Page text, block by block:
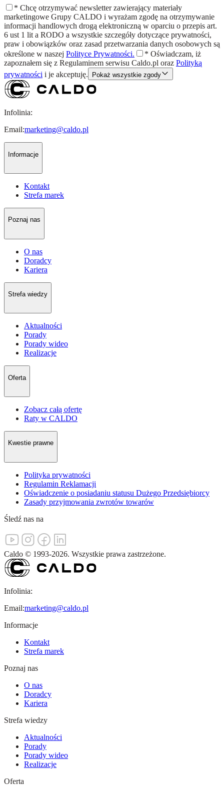
* Chcę otrzymywać newsletter zawierający materiały
marketingowe Grupy CALDO i wyrażam zgodę na otrzymywanie
informacji handlowych drogą elektroniczną w oparciu o przepis art.
6 ust 1 lit a RODO a wszystkie szczegóły dotyczące prywatności,
praw i obowiązków oraz zasad przetwarzania danych osobowych są
określone w naszej Polityce Prywatności. * Oświadczam, iż
zapoznałem się z Regulaminem serwisu Caldo.pl oraz Polityką
prywatności i je akceptuję. Pokaż wszystkie zgody
Infolinia:
Email:marketing@caldo.pl
Informacje
Kontakt
Strefa marek
Poznaj nas
O nas
Doradcy
Kariera
Strefa wiedzy
Aktualności
Porady
Porady wideo
Realizacje
Oferta
Zobacz całą ofertę
Raty w CALDO
Kwestie prawne
Polityka prywatności
Regulamin Reklamacji
Oświadczenie o posiadaniu statusu Dużego Przedsiębiorcy
Zasady przyjmowania zwrotów towarów
Śledź nas na
Caldo © 1993-2026. Wszystkie prawa zastrzeżone.
Infolinia:
Email:marketing@caldo.pl
Informacje
Kontakt
Strefa marek
Poznaj nas
O nas
Doradcy
Kariera
Strefa wiedzy
Aktualności
Porady
Porady wideo
Realizacje
Oferta